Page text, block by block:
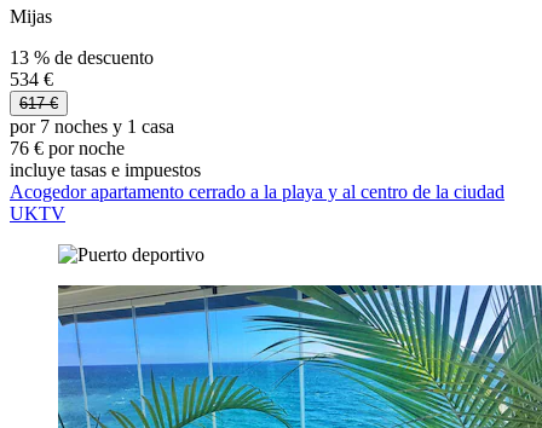
Mijas
13 % de descuento
534 €
617 €
por 7 noches y 1 casa
76 € por noche
incluye tasas e impuestos
Acogedor apartamento cerrado a la playa y al centro de la ciudad
UKTV